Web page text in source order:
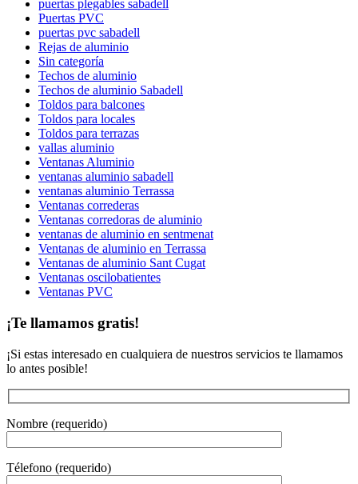
puertas plegables sabadell
Puertas PVC
puertas pvc sabadell
Rejas de aluminio
Sin categoría
Techos de aluminio
Techos de aluminio Sabadell
Toldos para balcones
Toldos para locales
Toldos para terrazas
vallas aluminio
Ventanas Aluminio
ventanas aluminio sabadell
ventanas aluminio Terrassa
Ventanas correderas
Ventanas corredoras de aluminio
ventanas de aluminio en sentmenat
Ventanas de aluminio en Terrassa
Ventanas de aluminio Sant Cugat
Ventanas oscilobatientes
Ventanas PVC
¡Te llamamos gratis!
¡Si estas interesado en cualquiera de nuestros servicios te llamamos
lo antes posible!
Nombre (requerido)
Télefono (requerido)